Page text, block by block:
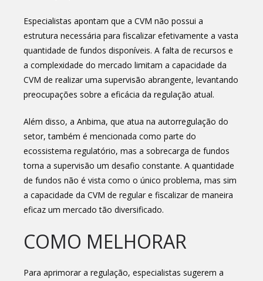
Especialistas apontam que a CVM não possui a
estrutura necessária para fiscalizar efetivamente a vasta
quantidade de fundos disponíveis. A falta de recursos e
a complexidade do mercado limitam a capacidade da
CVM de realizar uma supervisão abrangente, levantando
preocupações sobre a eficácia da regulação atual.
Além disso, a Anbima, que atua na autorregulação do
setor, também é mencionada como parte do
ecossistema regulatório, mas a sobrecarga de fundos
torna a supervisão um desafio constante. A quantidade
de fundos não é vista como o único problema, mas sim
a capacidade da CVM de regular e fiscalizar de maneira
eficaz um mercado tão diversificado.
COMO MELHORAR
Para aprimorar a regulação, especialistas sugerem a